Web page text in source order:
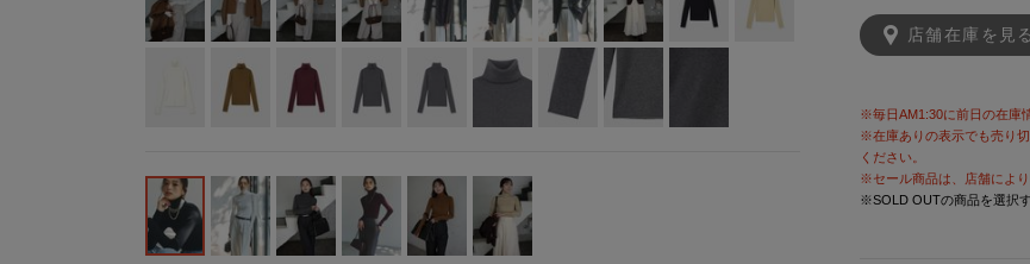
店舗在庫を見る
※毎日AM1:30に前日の在庫
※在庫ありの表示でも売り
ください。
※セール商品は、店舗によ
※SOLD OUTの商品を選択